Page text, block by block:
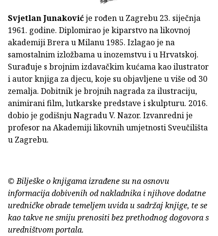
Svjetlan Junakovićje rođen u Zagrebu 23. siječnja
1961. godine. Diplomirao je kiparstvo na likovnoj
akademiji Brera u Milanu 1985. Izlagao je na
samostalnim izložbama u inozemstvu i u Hrvatskoj.
Surađuje s brojnim izdavačkim kućama kao ilustrator
i autor knjiga za djecu, koje su objavljene u više od 30
zemalja. Dobitnik je brojnih nagrada za ilustraciju,
animirani film, lutkarske predstave i skulpturu. 2016.
dobio je godišnju Nagradu V. Nazor. Izvanredni je
profesor na Akademiji likovnih umjetnosti Sveučilišta
u Zagrebu.
© Bilješke o knjigama izrađene su na osnovu
informacija dobivenih od nakladnika i njihove dodatne
uredničke obrade temeljem uvida u sadržaj knjige, te se
kao takve ne smiju prenositi bez prethodnog dogovora s
uredništvom portala.